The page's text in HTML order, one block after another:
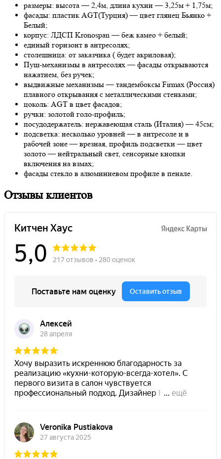
размеры: высота — 2,4м, длина кухни — 3,25м + 1,75м;
фасады: пластик AGT(Турция) — цвет глянец Бьянко +
Белый;
корпус: ЛДСП Kronospan — беж камео + белый;
единый горизонт в антресолях;
столешница: от заказчика ( будет акриловая);
Пуш-механизмы в антресолях — фасады открываются
нажатием, без ручек;
выдвижные механизмы — тандембоксы Firmax (Россия)
плавного открывания с металлическими стенками;
цоколь: AGT в цвет фасадов;
ручки: золотой голо-профиль;
посудодержатель: нержавеющая сталь (Италия) — 45см;
подсветка: несколько уровней — в антресоле и в
рабочей зоне — врезная, профиль подсветки — цвет
золото — нейтральный свет, сенсорные кнопки
включения на взмах;
фасады стекло в алюминиевом профиле в пенале.
Отзывы клиентов